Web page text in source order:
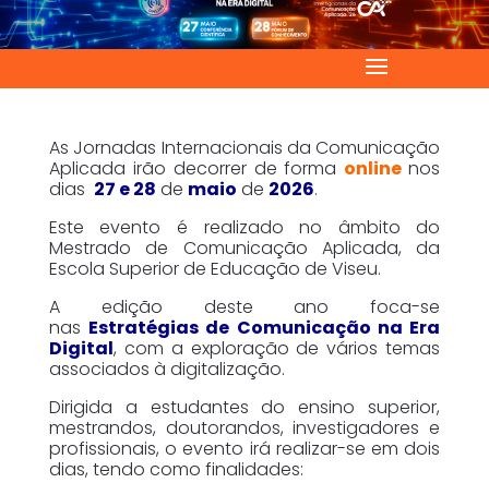
As Jornadas Internacionais da Comunicação
Aplicada irão decorrer de forma onlinenos
dias 27 e 28 de maio de 2026.
Este evento é realizado no âmbito do
Mestrado de Comunicação Aplicada, da
Escola Superior de Educação de Viseu.
A edição deste ano foca-se
nas Estratégias de Comunicação na Era
Digital, com a exploração de vários temas
associados à digitalização.
Dirigida a estudantes do ensino superior,
mestrandos, doutorandos, investigadores e
profissionais, o evento irá realizar-se em dois
dias, tendo como finalidades: